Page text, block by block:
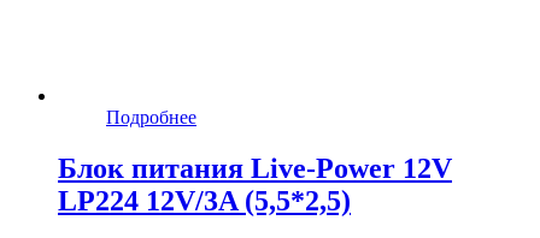
Подробнее
Блок питания Live-Power 12V
LP224 12V/3A (5,5*2,5)